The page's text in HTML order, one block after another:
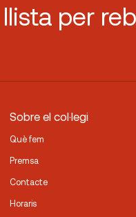
per
Sobre el col·legi
Què fem
Premsa
Contacte
Horaris